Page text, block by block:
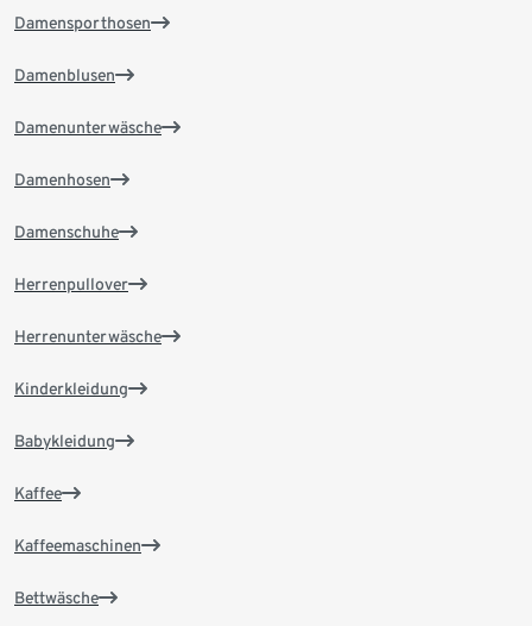
Damensporthosen
Damenblusen
Damenunterwäsche
Damenhosen
Damenschuhe
Herrenpullover
Herrenunterwäsche
Kinderkleidung
Babykleidung
Kaffee
Kaffeemaschinen
Bettwäsche